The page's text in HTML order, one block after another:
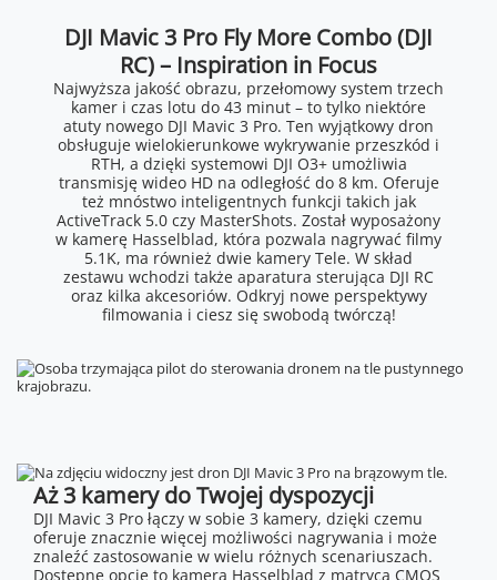
DJI Mavic 3 Pro Fly More Combo (DJI
RC) – Inspiration in Focus
Najwyższa jakość obrazu, przełomowy system trzech
kamer i czas lotu do 43 minut – to tylko niektóre
atuty nowego DJI Mavic 3 Pro. Ten wyjątkowy dron
obsługuje wielokierunkowe wykrywanie przeszkód i
RTH, a dzięki systemowi DJI O3+ umożliwia
transmisję wideo HD na odległość do 8 km. Oferuje
też mnóstwo inteligentnych funkcji takich jak
ActiveTrack 5.0 czy MasterShots. Został wyposażony
w kamerę Hasselblad, która pozwala nagrywać filmy
5.1K, ma również dwie kamery Tele. W skład
zestawu wchodzi także aparatura sterująca DJI RC
oraz kilka akcesoriów. Odkryj nowe perspektywy
filmowania i ciesz się swobodą twórczą!
Aż 3 kamery do Twojej dyspozycji
DJI Mavic 3 Pro łączy w sobie 3 kamery, dzięki czemu
oferuje znacznie więcej możliwości nagrywania i może
znaleźć zastosowanie w wielu różnych scenariuszach.
Dostępne opcje to kamera Hasselblad z matrycą CMOS